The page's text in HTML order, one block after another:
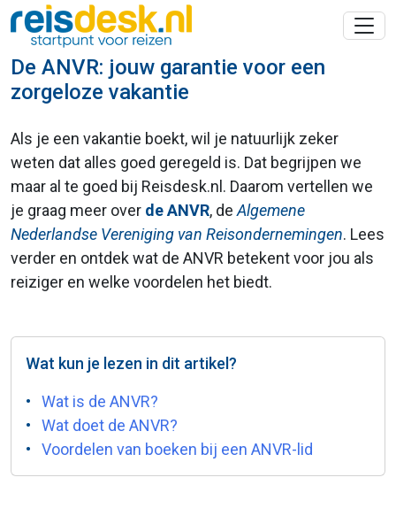
De ANVR: jouw garantie voor een
zorgeloze vakantie
Als je een vakantie boekt, wil je natuurlijk zeker
weten dat alles goed geregeld is. Dat begrijpen we
maar al te goed bij Reisdesk.nl. Daarom vertellen we
je graag meer over de ANVR, de Algemene
Nederlandse Vereniging van Reisondernemingen. Lees
verder en ontdek wat de ANVR betekent voor jou als
reiziger en welke voordelen het biedt.
Wat kun je lezen in dit artikel?
Wat is de ANVR?
Wat doet de ANVR?
Voordelen van boeken bij een ANVR-lid